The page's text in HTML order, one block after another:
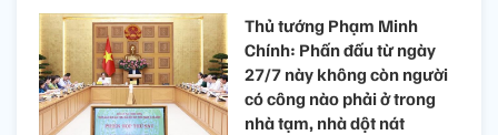
Thủ tướng Phạm Minh
Chính: Phấn đấu từ ngày
27/7 này không còn người
có công nào phải ở trong
nhà tạm, nhà dột nát